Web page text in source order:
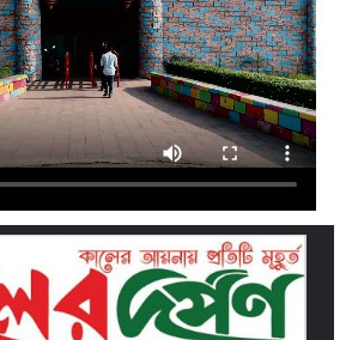
মাধবদীতে এস ডি আইটি ট্রেনিং ইনস্টিটিউট
বিনামূল্যে দক্ষতা প্রশিক্ষণের অ্যাসেসমেন্ট
অনুষ্ঠিত
তাড়াইলে দুই শতাধিক শিক্ষকের অংশগ্রহণে
দিনব্যাপী প্রশিক্ষণ কর্মশালা অনুষ্ঠিত
পরিচ্ছন্ন নগরীর দাবিতে কিশোরগঞ্জ এপেক্স
ক্লাবের অবস্থান কর্মসূচি ও ডাস্টবিন বিতরণ
বৃত্তিপ্রাপ্ত শিক্ষার্থীদের সংবর্ধনা দিল তাড়াইল